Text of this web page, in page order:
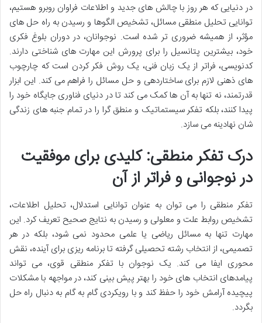
در دنیایی که هر روز با چالش های جدید و اطلاعات فراوان روبرو هستیم،
توانایی تحلیل منطقی مسائل، تشخیص الگوها و رسیدن به راه حل های
مؤثر، از همیشه ضروری تر شده است. نوجوانان، در دوران بلوغ فکری
خود، بیشترین پتانسیل را برای پرورش این مهارت های شناختی دارند.
کدنویسی، فراتر از یک زبان فنی، یک روش فکر کردن است که چارچوب
های ذهنی لازم برای ساختاردهی و حل مسائل را فراهم می کند. این ابزار
قدرتمند، نه تنها به آن ها کمک می کند تا در دنیای فناوری جایگاه خود را
پیدا کنند، بلکه تفکر سیستماتیک و منطق گرا را در تمام جنبه های زندگی
شان نهادینه می سازد.
درک تفکر منطقی: کلیدی برای موفقیت
در نوجوانی و فراتر از آن
تفکر منطقی را می توان به عنوان توانایی استدلال، تحلیل اطلاعات،
تشخیص روابط علت و معلولی و رسیدن به نتایج صحیح تعریف کرد. این
مهارت تنها به مسائل ریاضی یا علمی محدود نمی شود، بلکه در هر
تصمیمی، از انتخاب رشته تحصیلی گرفته تا برنامه ریزی برای آینده، نقش
محوری ایفا می کند. یک نوجوان با تفکر منطقی قوی، می تواند
پیامدهای انتخاب های خود را بهتر پیش بینی کند، در مواجهه با مشکلات
پیچیده آرامش خود را حفظ کند و با رویکردی گام به گام به دنبال راه حل
بگردد.